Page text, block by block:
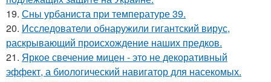
19. Сны урбаниста при температуре 39.
20. Исследователи обнаружили гигантский вирус,
раскрывающий происхождение наших предков.
21. Яркое свечение мицен - это не декоративный
эффект, а биологический навигатор для насекомых.